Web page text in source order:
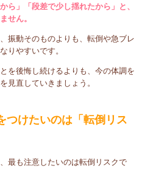
ら」「段差で少し揺れたから」と、
せん。
振動そのものよりも、転倒や急ブレ
りやすいです。
を後悔し続けるよりも、今の体調を
見直していきましょう。
つけたいのは「転倒リス
最も注意したいのは転倒リスクで